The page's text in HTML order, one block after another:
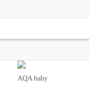
AQA baby